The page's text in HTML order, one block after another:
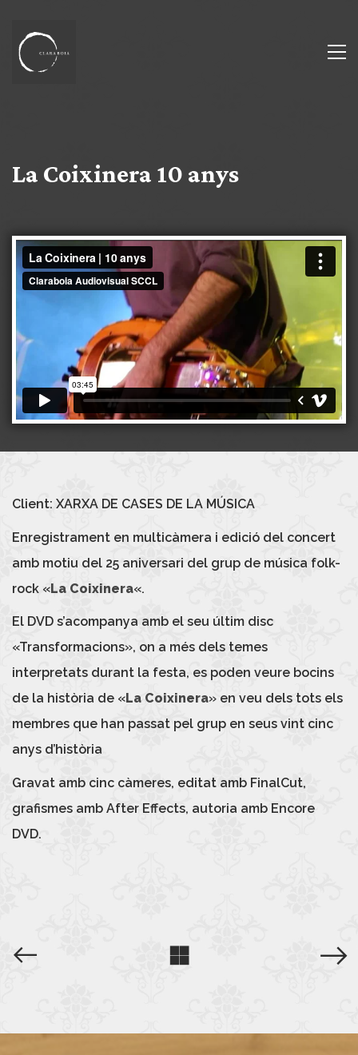
La Coixinera 10 anys
Client: XARXA DE CASES DE LA MÚSICA
Enregistrament en multicàmera i edició del concert
amb motiu del 25 aniversari del grup de música folk-
rock «La Coixinera«.
El DVD s’acompanya amb el seu últim disc
«Transformacions», on a més dels temes
interpretats durant la festa, es poden veure bocins
de la història de «La Coixinera» en veu dels tots els
membres que han passat pel grup en seus vint cinc
anys d’història
Gravat amb cinc càmeres, editat amb FinalCut,
grafismes amb After Effects, autoria amb Encore
DVD.